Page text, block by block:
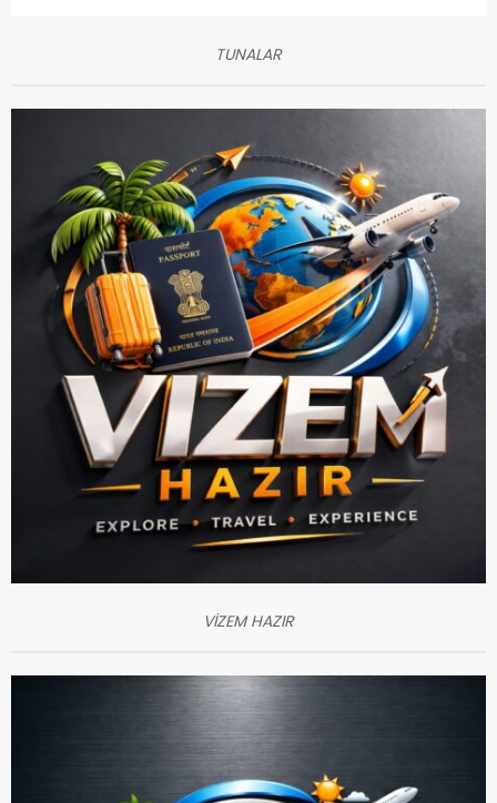
TUNALAR
VİZEM HAZIR